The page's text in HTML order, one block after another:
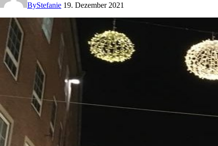
ByStefanie 19. Dezember 2021